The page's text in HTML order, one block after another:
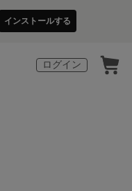
インストールする
ログイン